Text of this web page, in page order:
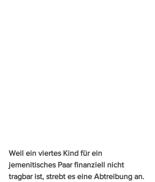
Weil ein viertes Kind für ein
jemenitisches Paar finanziell nicht
tragbar ist, strebt es eine Abtreibung an.